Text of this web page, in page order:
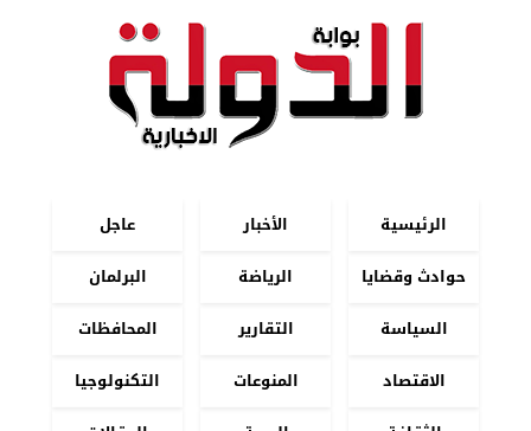
الرئيسية الأخبار
عاجل
حوادث وقضايا
الرياضة
البرلمان
السياسة
التقارير
المحافظات
الاقتصاد
المنوعات
التكنولوجيا